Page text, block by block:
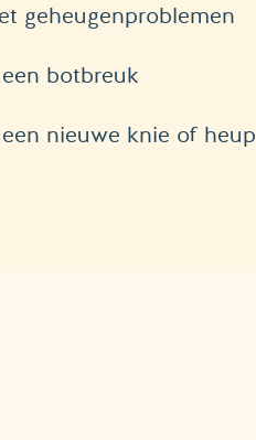
geheugenproblemen
botbreuk
nieuwe knie of heup